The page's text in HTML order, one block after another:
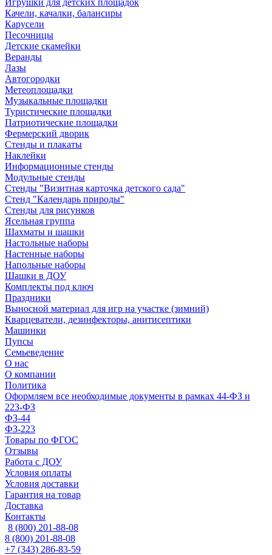
Игрушки для детских площадок
Качели, качалки, балансиры
Карусели
Песочницы
Детские скамейки
Веранды
Лазы
Автогородки
Метеоплощадки
Музыкальные площадки
Туристические площадки
Патриотические площадки
Фермерский дворик
Стенды и плакаты
Наклейки
Информационные стенды
Модульные стенды
Стенды "Визитная карточка детского сада"
Стенд "Календарь природы"
Стенды для рисунков
Ясельная группа
Шахматы и шашки
Настольные наборы
Настенные наборы
Напольные наборы
Шашки в ДОУ
Комплекты под ключ
Праздники
Выносной материал для игр на участке (зимний)
Кварцеватели, дезинфекторы, анитисептики
Машинки
Пупсы
Семьеведение
О нас
О компании
Политика
Оформляем все необходимые документы в рамках 44-ФЗ и
223-ФЗ
ФЗ-44
ФЗ-223
Товары по ФГОС
Отзывы
Работа с ДОУ
Условия оплаты
Условия доставки
Гарантия на товар
Доставка
Контакты
8 (800) 201-88-08
8 (800) 201-88-08
+7 (343) 286-83-59